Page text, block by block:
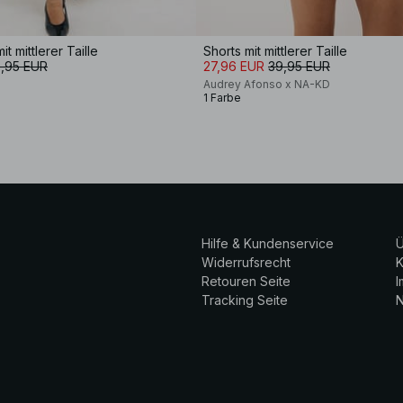
mittlerer Taille
EUR
Shorts mit mittlerer Taille
27,96 EUR 39,95 EUR
Audrey Afonso x NA-KD
1 Farbe
Hilfe & Kundenservice
Widerrufsrecht
Retouren Seite
Tracking Seite